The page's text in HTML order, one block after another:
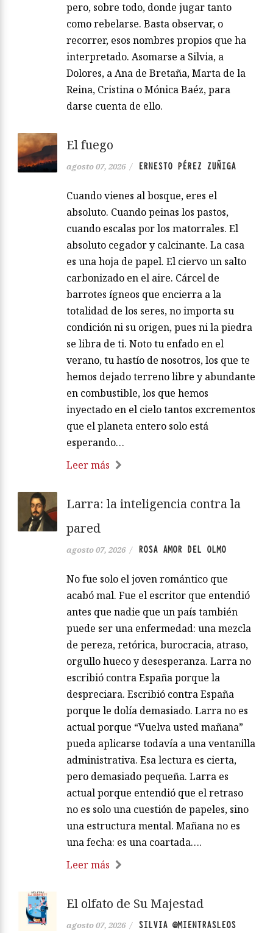
pero, sobre todo, donde jugar tanto
como rebelarse. Basta observar, o
recorrer, esos nombres propios que ha
interpretado. Asomarse a Silvia, a
Dolores, a Ana de Bretaña, Marta de la
Reina, Cristina o Mónica Baéz, para
darse cuenta de ello.
El fuego
agosto 07, 2026 / ERNESTO PÉREZ ZUÑIGA
Cuando vienes al bosque, eres el
absoluto. Cuando peinas los pastos,
cuando escalas por los matorrales. El
absoluto cegador y calcinante. La casa
es una hoja de papel. El ciervo un salto
carbonizado en el aire. Cárcel de
barrotes ígneos que encierra a la
totalidad de los seres, no importa su
condición ni su origen, pues ni la piedra
se libra de ti. Noto tu enfado en el
verano, tu hastío de nosotros, los que te
hemos dejado terreno libre y abundante
en combustible, los que hemos
inyectado en el cielo tantos excrementos
que el planeta entero solo está
esperando…
Leer más
Larra: la inteligencia contra la
pared
agosto 07, 2026 / ROSA AMOR DEL OLMO
No fue solo el joven romántico que
acabó mal. Fue el escritor que entendió
antes que nadie que un país también
puede ser una enfermedad: una mezcla
de pereza, retórica, burocracia, atraso,
orgullo hueco y desesperanza. Larra no
escribió contra España porque la
despreciara. Escribió contra España
porque le dolía demasiado. Larra no es
actual porque “Vuelva usted mañana”
pueda aplicarse todavía a una ventanilla
administrativa. Esa lectura es cierta,
pero demasiado pequeña. Larra es
actual porque entendió que el retraso
no es solo una cuestión de papeles, sino
una estructura mental. Mañana no es
una fecha: es una coartada….
Leer más
El olfato de Su Majestad
agosto 07, 2026 / SILVIA @MIENTRASLEOS